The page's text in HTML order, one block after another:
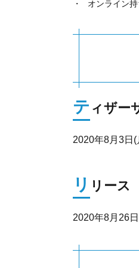
オンライン
テ ィザー
2020年8月3
リ リース
2020年8月26